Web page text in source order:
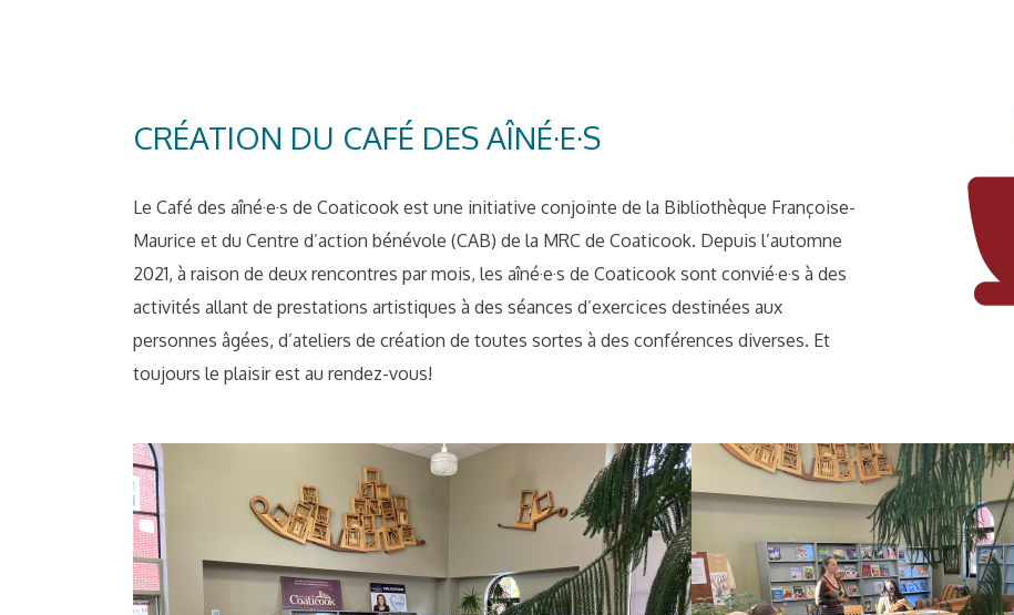
CRÉATION DU CAFÉ DES AÎNÉ·E·S
Le Café des aîné·e·s de Coaticook est une initiative conjointe de la Bibliothèque Françoise-
Maurice et du Centre d’action bénévole (CAB) de la MRC de Coaticook. Depuis l’automne
2021, à raison de deux rencontres par mois, les aîné·e·s de Coaticook sont convié·e·s à des
activités allant de prestations artistiques à des séances d’exercices destinées aux
personnes âgées, d’ateliers de création de toutes sortes à des conférences diverses. Et
toujours le plaisir est au rendez-vous!